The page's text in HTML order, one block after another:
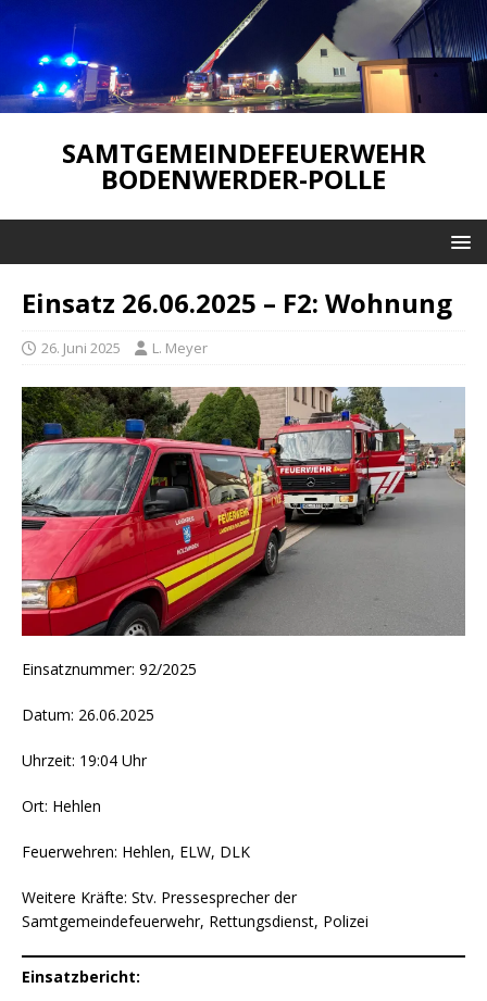
SAMTGEMEINDEFEUERWEHR
BODENWERDER-POLLE
Einsatz 26.06.2025 – F2: Wohnung
26. Juni 2025 L. Meyer
Einsatznummer: 92/2025
Datum: 26.06.2025
Uhrzeit: 19:04 Uhr
Ort: Hehlen
Feuerwehren: Hehlen, ELW, DLK
Weitere Kräfte: Stv. Pressesprecher der
Samtgemeindefeuerwehr, Rettungsdienst, Polizei
Einsatzbericht: